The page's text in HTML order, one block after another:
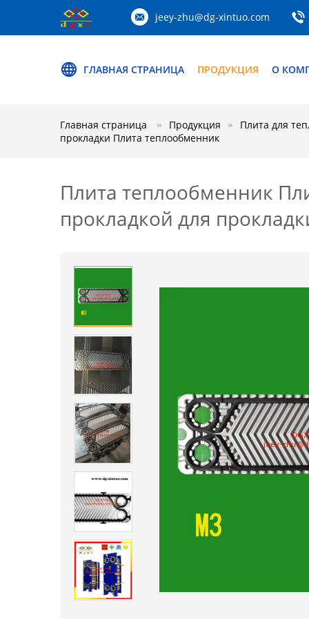
jeey-zhu@dg-xintuo.com
ГЛАВНАЯ СТРАНИЦА ПРОДУКЦИЯ О
Главная страница Продукция
Плита для
прокладки Плита теплообменник
Плита теплообменник
прокладкой для